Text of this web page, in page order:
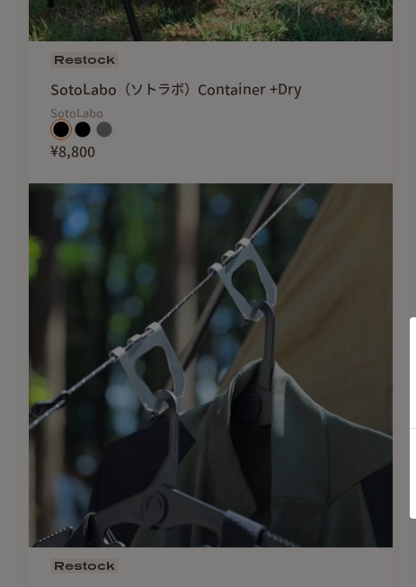
Restock
SotoLabo（ソトラボ）Container +Dry
SotoLabo
¥8,800
Restock